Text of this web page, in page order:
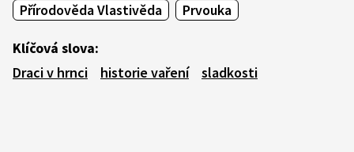
Přírodověda Vlastivěda
Prvouka
Klíčová slova:
Draci v hrnci
historie vaření sladkosti